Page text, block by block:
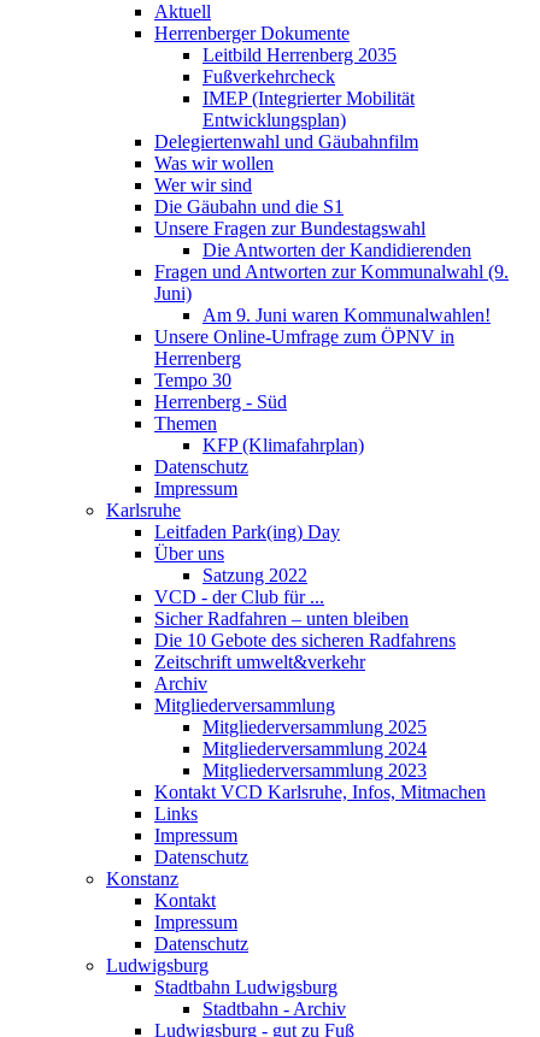
Aktuell
Herrenberger Dokumente
Leitbild Herrenberg 2035
Fußverkehrcheck
IMEP (Integrierter Mobilität
Entwicklungsplan)
Delegiertenwahl und Gäubahnfilm
Was wir wollen
Wer wir sind
Die Gäubahn und die S1
Unsere Fragen zur Bundestagswahl
Die Antworten der Kandidierenden
Fragen und Antworten zur Kommunalwahl (9.
Juni)
Am 9. Juni waren Kommunalwahlen!
Unsere Online-Umfrage zum ÖPNV in
Herrenberg
Tempo 30
Herrenberg - Süd
Themen
KFP (Klimafahrplan)
Datenschutz
Impressum
Karlsruhe
Leitfaden Park(ing) Day
Über uns
Satzung 2022
VCD - der Club für ...
Sicher Radfahren – unten bleiben
Die 10 Gebote des sicheren Radfahrens
Zeitschrift umwelt&verkehr
Archiv
Mitgliederversammlung
Mitgliederversammlung 2025
Mitgliederversammlung 2024
Mitgliederversammlung 2023
Kontakt VCD Karlsruhe, Infos, Mitmachen
Links
Impressum
Datenschutz
Konstanz
Kontakt
Impressum
Datenschutz
Ludwigsburg
Stadtbahn Ludwigsburg
Stadtbahn - Archiv
Ludwigsburg - gut zu Fuß